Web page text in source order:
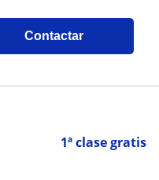
Contactar
1ª clase gratis